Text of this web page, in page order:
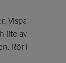
Vispa
lite av
Rör i